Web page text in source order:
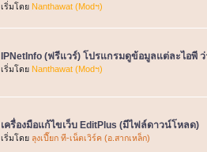
เริ่มโดย Nanthawat (Modฯ)
IPNetInfo (ฟรีแวร์) โปรแกรมดูข้อมูลแต่ละไอพี
เริ่มโดย Nanthawat (Modฯ)
เครื่องมือแก้ไขเว็บ EditPlus (มีไฟล์ดาวน์โหลด)
เริ่มโดย ลุงเปี๊ยก ที-เน็ตเวิร์ค (อ.สากเหล็ก)